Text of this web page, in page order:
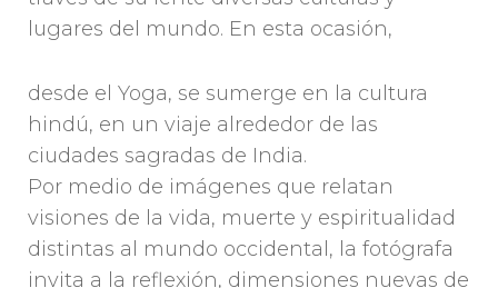
lugares del mundo. En esta ocasión,
desde el Yoga, se sumerge en la cultura
hindú, en un viaje alrededor de las
ciudades sagradas de India.
Por medio de imágenes que relatan
visiones de la vida, muerte y espiritualidad
distintas al mundo occidental, la fotógrafa
invita a la reflexión, dimensiones nuevas de